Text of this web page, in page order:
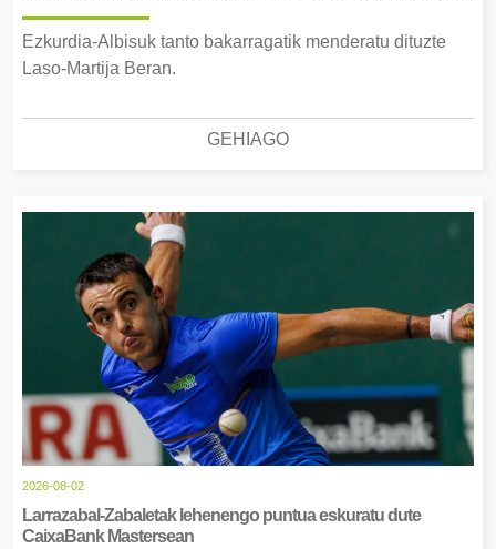
Ezkurdia-Albisuk tanto bakarragatik menderatu dituzte
Laso-Martija Beran.
GEHIAGO
2026-08-02
Larrazabal-Zabaletak lehenengo puntua eskuratu dute
CaixaBank Mastersean